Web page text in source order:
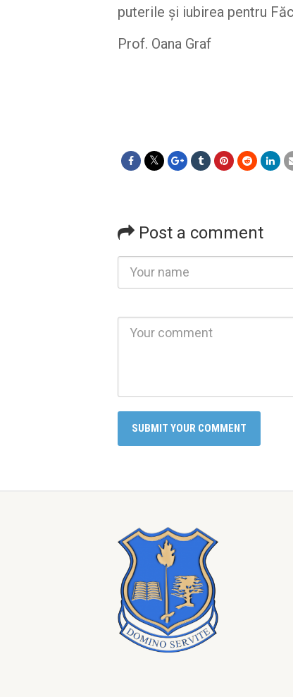
puterile și iubirea pentru
Prof. Oana Graf
Post a comment